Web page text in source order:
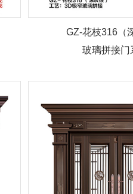
GZ-花枝316（
玻璃拼接门